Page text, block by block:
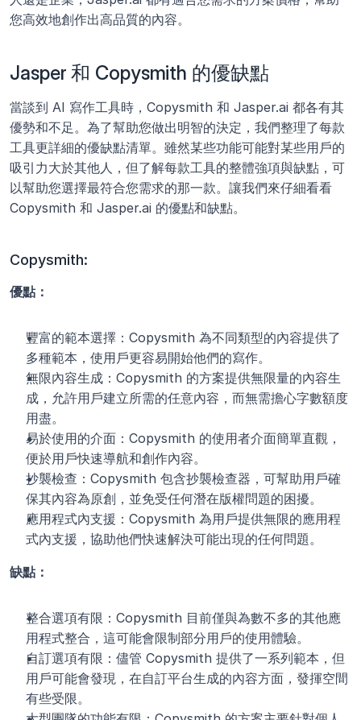
您高效地創作出高品質的內容。
Jasper 和 Copysmith 的優缺點
當談到 AI 寫作工具時，Copysmith 和 Jasper.ai 都各有其
優勢和不足。為了幫助您做出明智的決定，我們整理了每款
工具更詳細的優缺點清單。雖然某些功能可能對某些用戶的
吸引力大於其他人，但了解每款工具的整體強項與缺點，可
以幫助您選擇最符合您需求的那一款。讓我們來仔細看看
Copysmith 和 Jasper.ai 的優點和缺點。
Copysmith:
優點：
豐富的範本選擇：Copysmith 為不同類型的內容提供了
多種範本，使用戶更容易開始他們的寫作。
無限內容生成：Copysmith 的方案提供無限量的內容生
成，允許用戶建立所需的任意內容，而無需擔心字數額度
用盡。
易於使用的介面：Copysmith 的使用者介面簡單直觀，
便於用戶快速導航和創作內容。
抄襲檢查：Copysmith 包含抄襲檢查器，可幫助用戶確
保其內容為原創，並免受任何潛在版權問題的困擾。
應用程式內支援：Copysmith 為用戶提供無限的應用程
式內支援，協助他們快速解決可能出現的任何問題。
缺點：
整合選項有限：Copysmith 目前僅與為數不多的其他應
用程式整合，這可能會限制部分用戶的使用體驗。
自訂選項有限：儘管 Copysmith 提供了一系列範本，但
用戶可能會發現，在自訂平台生成的內容方面，發揮空間
有些受限。